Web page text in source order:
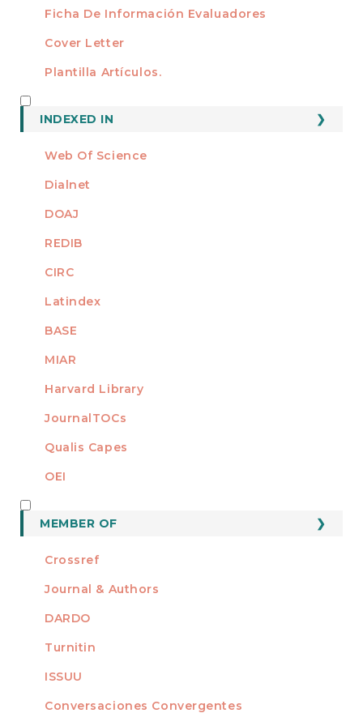
Ficha De Información Evaluadores
Cover Letter
Plantilla Artículos.
INDEXED IN
Web Of Science
Dialnet
DOAJ
REDIB
CIRC
Latindex
BASE
MIAR
Harvard Library
JournalTOCs
Qualis Capes
OEI
MEMBER OF
Crossref
Journal & Authors
DARDO
Turnitin
ISSUU
Conversaciones Convergentes